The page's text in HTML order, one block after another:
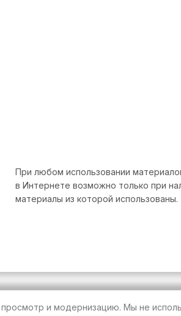
При любом использовании
в Интернете возможно только при
материалы из которой использованы.
и модернизацию. Мы не